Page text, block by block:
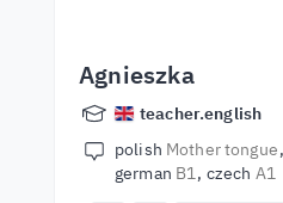
Agnieszka
teacher.english
polish Mother tongue
german B1 czech A1